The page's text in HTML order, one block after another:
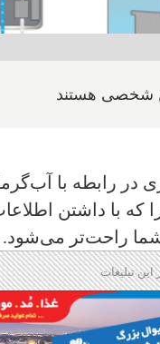
شخصی هستند
در رابطه با
که با داشتن
شما راحت‌تر می‌شود.
تبلیغات